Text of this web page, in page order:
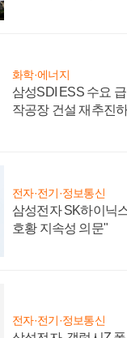
화학·에너지
삼성SDI ESS 수요
작공장 건설 재추진
전자·전기·정보통신
삼성전자 SK하이닉
호황 지속성 의문"
전자·전기·정보통신